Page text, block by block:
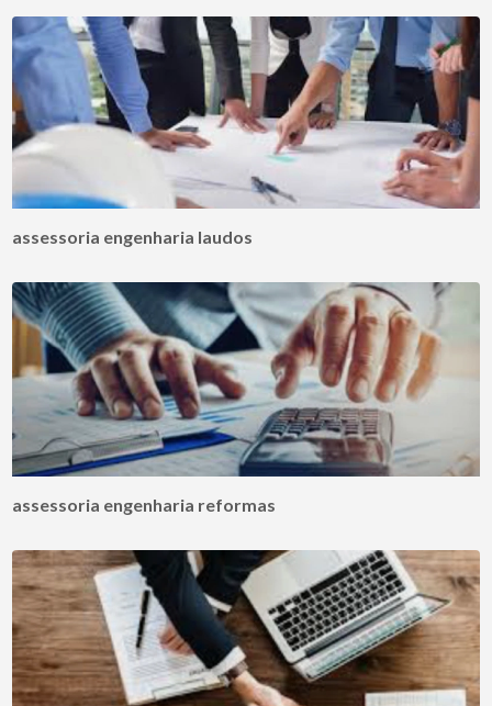
assessoria engenharia laudos
assessoria engenharia reformas